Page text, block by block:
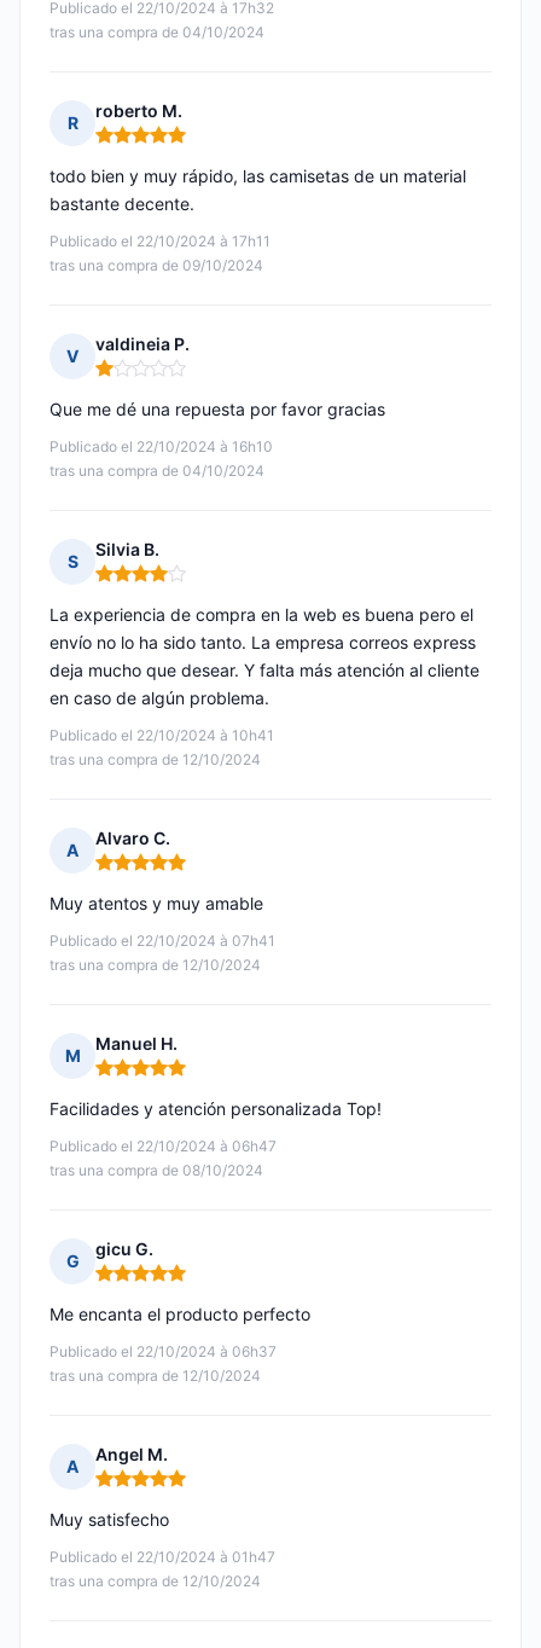
Publicado el 22/10/2024 à 17h32
tras una compra de 04/10/2024
R
roberto M.
Nota: 5 de 5
Publicado el 22/10/2024 à 17h11
tras una compra de 09/10/2024
todo bien y muy rápido, las camisetas de un material
bastante decente.
V
valdineia P.
Nota: 1 de 5
Publicado el 22/10/2024 à 16h10
tras una compra de 04/10/2024
Que me dé una repuesta por favor gracias
S
Silvia B.
Nota: 4 de 5
Publicado el 22/10/2024 à 10h41
tras una compra de 12/10/2024
La experiencia de compra en la web es buena pero el
envío no lo ha sido tanto. La empresa correos express
deja mucho que desear. Y falta más atención al cliente
en caso de algún problema.
A
Alvaro C.
Nota: 5 de 5
Publicado el 22/10/2024 à 07h41
tras una compra de 12/10/2024
Muy atentos y muy amable
M
Manuel H.
Nota: 5 de 5
Publicado el 22/10/2024 à 06h47
tras una compra de 08/10/2024
Facilidades y atención personalizada Top!
G
gicu G.
Nota: 5 de 5
Publicado el 22/10/2024 à 06h37
tras una compra de 12/10/2024
Me encanta el producto perfecto
A
Angel M.
Nota: 5 de 5
Publicado el 22/10/2024 à 01h47
tras una compra de 12/10/2024
Muy satisfecho